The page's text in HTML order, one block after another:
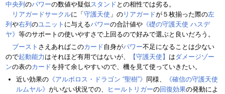
中央列 のパワーの数値や疑似スタンド との相性では劣る。
リアガードサークルに「 守護天使 」の リアガードが５枚揃った際の左
列 や右列 のユニット に与えるパワーの合計値や 《礎の守護天使 ハスデ
ヤ》 等のサポートの使いやすさで上回るので好みで選ぶと良いだろう。
ブースト さえあればこのカード自身がパワー不足になることは少ない
ので起動能力 はそれほど有用ではないが、 【守護天使】 はダメージゾー
ンの表のカードを持て余しやすいので、機を見て使っていきたい。
近い効果の 《アルボロス・ドラゴン “聖樹”》 同様、
《確信の守護天使
ルムヤル》 がいない状況での、 ヒールトリガーの回復効果の発動によ